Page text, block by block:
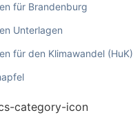
für Brandenburg
Unterlagen
für den Klimawandel (HuK)